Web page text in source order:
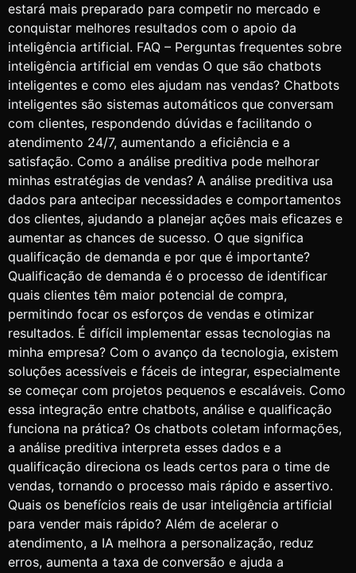
estará mais preparado para competir no mercado e
conquistar melhores resultados com o apoio da
inteligência artificial. FAQ – Perguntas frequentes sobre
inteligência artificial em vendas O que são chatbots
inteligentes e como eles ajudam nas vendas? Chatbots
inteligentes são sistemas automáticos que conversam
com clientes, respondendo dúvidas e facilitando o
atendimento 24/7, aumentando a eficiência e a
satisfação. Como a análise preditiva pode melhorar
minhas estratégias de vendas? A análise preditiva usa
dados para antecipar necessidades e comportamentos
dos clientes, ajudando a planejar ações mais eficazes e
aumentar as chances de sucesso. O que significa
qualificação de demanda e por que é importante?
Qualificação de demanda é o processo de identificar
quais clientes têm maior potencial de compra,
permitindo focar os esforços de vendas e otimizar
resultados. É difícil implementar essas tecnologias na
minha empresa? Com o avanço da tecnologia, existem
soluções acessíveis e fáceis de integrar, especialmente
se começar com projetos pequenos e escaláveis. Como
essa integração entre chatbots, análise e qualificação
funciona na prática? Os chatbots coletam informações,
a análise preditiva interpreta esses dados e a
qualificação direciona os leads certos para o time de
vendas, tornando o processo mais rápido e assertivo.
Quais os benefícios reais de usar inteligência artificial
para vender mais rápido? Além de acelerar o
atendimento, a IA melhora a personalização, reduz
erros, aumenta a taxa de conversão e ajuda a